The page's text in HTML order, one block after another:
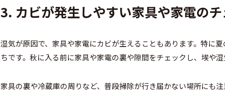
3. カビが発生しやすい家具や家電の
湿気が原因で、家具や家電にカビが生えることもあります。特に
ちです。秋に入る前に家具や家電の裏や隙間をチェックし、埃や湿
家具の裏や冷蔵庫の周りなど、普段掃除が行き届かない場所にも